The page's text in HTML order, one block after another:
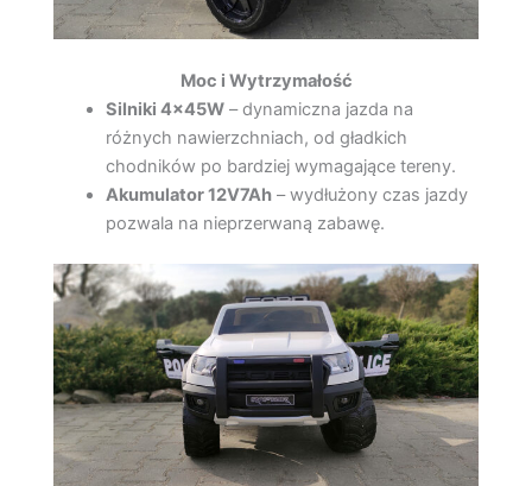
Moc i Wytrzymałość
Silniki 4x45W– dynamiczna jazda na
różnych nawierzchniach, od gładkich
chodników po bardziej wymagające tereny.
Akumulator 12V7Ah– wydłużony czas jazdy
pozwala na nieprzerwaną zabawę.